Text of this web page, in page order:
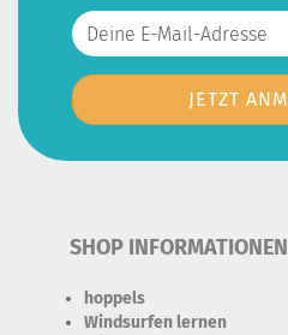
SHOP INFORMATIONEN
hoppels
Windsurfen lernen